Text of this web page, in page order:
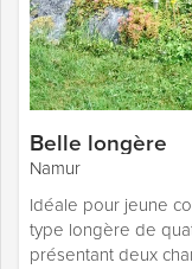
Belle longère
Namur
Idéale pour jeune
type longère de
présentant deux